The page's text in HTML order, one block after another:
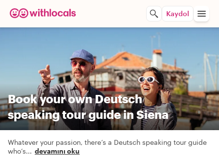
Kaydol
Book your own Deutsch
speaking tour guide in Siena
Whatever your passion, there’s a Deutsch speaking tour guide
who’s... devamını oku